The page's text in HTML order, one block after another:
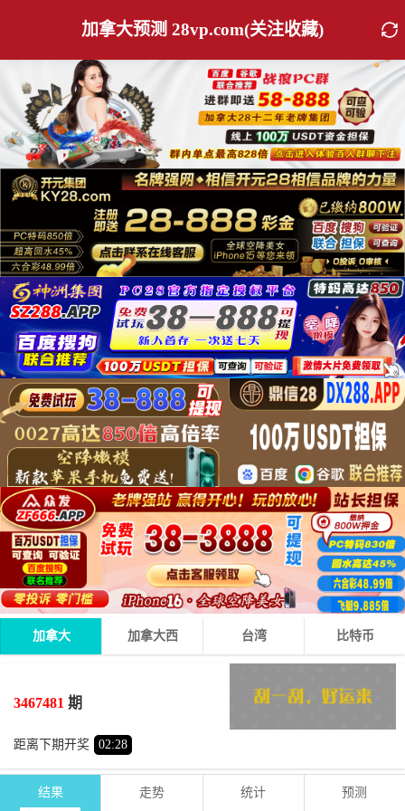
加拿大预测 28vp.com(关注收藏)
加拿大 加拿大西 台湾 比特币
3467481 期
距离下期开奖 02:27
3 + 6 + 9 = 18
期号 号码
结果 走势 统计 预测